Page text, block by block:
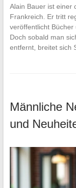
Alain Bauer ist einer
Frankreich. Er tritt
veröffentlicht Bücher
Doch sobald man
entfernt, breitet sich
Männliche
und